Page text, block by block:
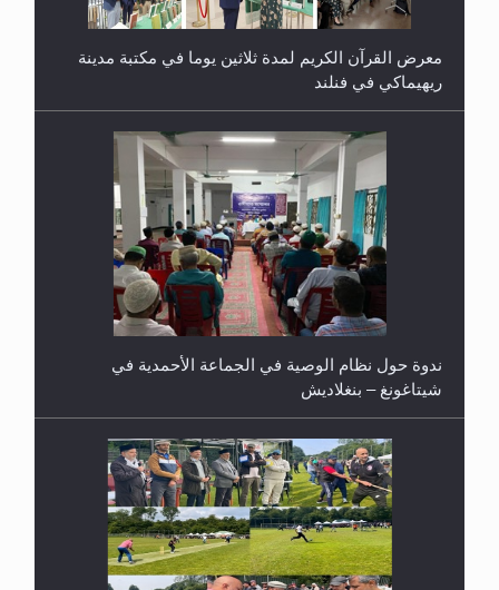
معرض القرآن الكريم لمدة ثلاثين يوما في مكتبة مدينة
ريهيماكي في فنلند
ندوة حول نظام الوصية في الجماعة الأحمدية في
شيتاغونغ – بنغلاديش